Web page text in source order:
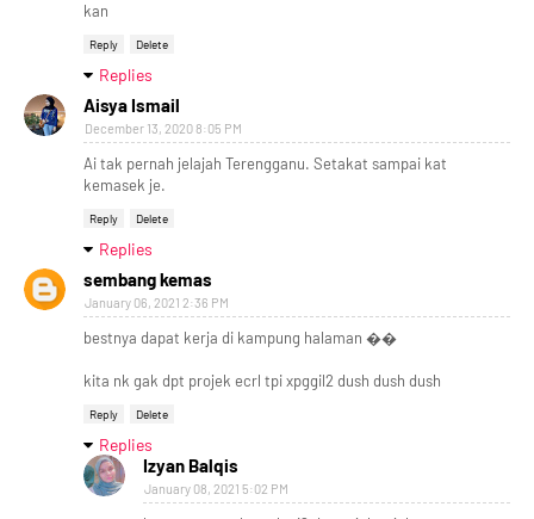
kan
Reply Delete
Replies
Aisya Ismail
December 13, 2020 8:05 PM
Ai tak pernah jelajah Terengganu. Setakat sampai kat
kemasek je.
Reply Delete
Replies
sembang kemas
January 06, 2021 2:36 PM
bestnya dapat kerja di kampung halaman ��
kita nk gak dpt projek ecrl tpi xpggil2 dush dush dush
Reply Delete
Replies
Izyan Balqis
January 08, 2021 5:02 PM